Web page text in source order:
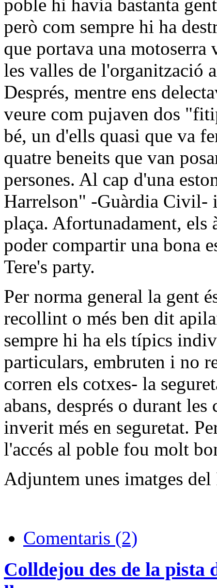
poble hi havia bastanta
però com sempre hi ha
que portava una
les valles de l'organització
Després, mentre ens
veure com pujaven dos
bé, un d'ells quasi que va
quatre beneits que van
persones. Al cap d'una
Harrelson" -Guàrdia Civil-
plaça. Afortunadament, els
poder compartir una bona
Tere's party.
Per norma general la gent
recollint o més ben dit
sempre hi ha els típics
particulars, embruten i no
corren els cotxes- la
abans, després o durant les
inverit més en seguretat.
l'accés al poble fou molt
Adjuntem unes imatges
Comentaris (2)
Colldejou des de la pista